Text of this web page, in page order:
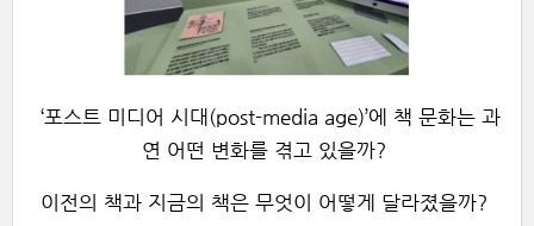
‘포스트 미디어 시대(post-media age)’에 책 문화는 과
연 어떤 변화를 겪고 있을까?
이전의 책과 지금의 책은 무엇이 어떻게 달라졌을까?